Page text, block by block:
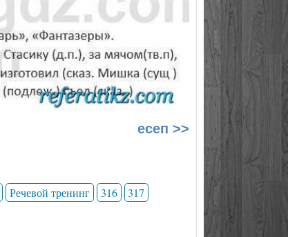
есеп >>
Речевой тренинг 316
317